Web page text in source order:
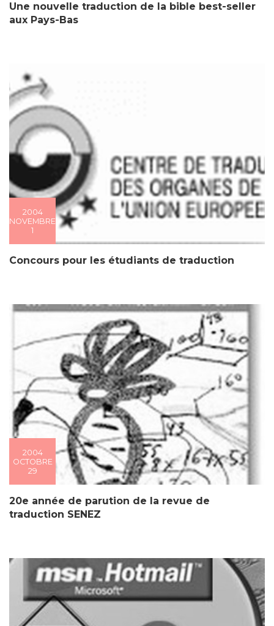
Une nouvelle traduction de la bible best-seller
aux Pays-Bas
2004
NOVEMBRE
1
Concours pour les étudiants de traduction
2004
OCTOBRE
29
20e année de parution de la revue de
traduction SENEZ